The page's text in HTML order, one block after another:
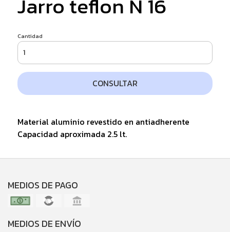
Jarro teflon N 16
Cantidad
CONSULTAR
Material aluminio revestido en antiadherente
Capacidad aproximada 2.5 lt.
MEDIOS DE PAGO
MEDIOS DE ENVÍO